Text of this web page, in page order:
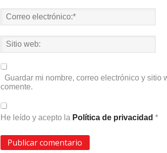
Guardar mi nombre, correo electrónico y sitio
comente.
He leído y acepto la Política de privacidad *